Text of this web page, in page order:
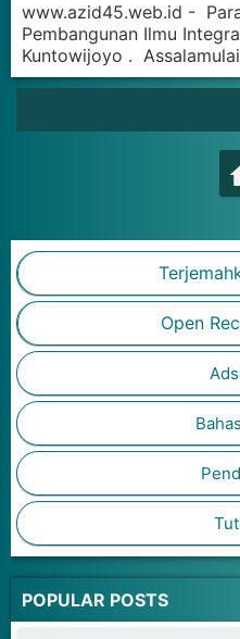
www.azid45.web.id -
Pembangunan Ilmu
Kuntowijoyo .
Open
POPULAR POSTS